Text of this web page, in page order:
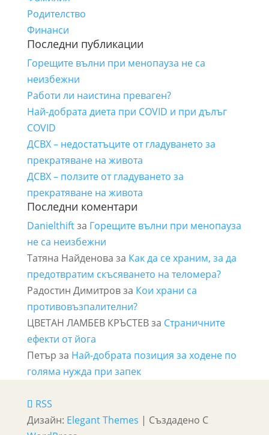
Родителство
Финанси
Последни публикации
Горещите вълни при менопауза не са
неизбежни
Работи ли наистина преваген?
Най-добрата диета при COVID и при дълъг
COVID
ДСВХ – недостатъците от гладуването за
прекратяване на живота
ДСВХ – ползите от гладуването за
прекратяване на живота
Последни коментари
Danielthiftза Горещите вълни при менопауза
не са неизбежни
Татяна Найденова за Как да се храним, за да
предотвратим скъсяването на теломера?
Радостин Димитровза Кои храни са
противовъзпалителни?
ЦВЕТАН ЛАМБЕВ КРЪСТЕВза Страничните
ефекти от йога
Петър за Най-добрата позиция за ходене по
голяма нужда при запек
RSS
Дизайн: Elegant Themes | Създадено С